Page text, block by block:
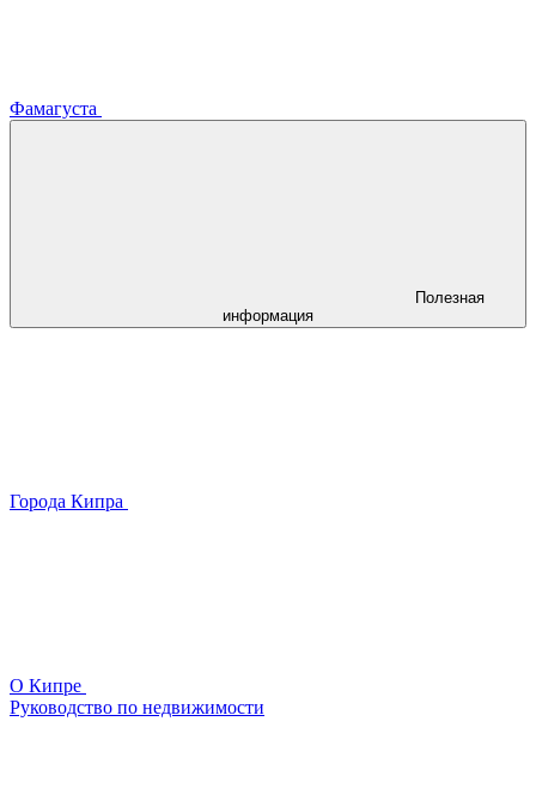
Фамагуста
Полезная
информация
Города Кипра
О Кипре
Руководство по недвижимости